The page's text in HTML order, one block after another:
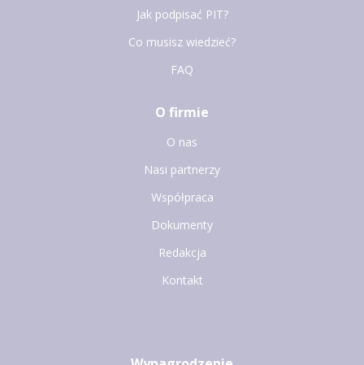
Jak podpisać PIT?
Co musisz wiedzieć?
FAQ
O firmie
O nas
Nasi partnerzy
Współpraca
Dokumenty
Redakcja
Kontakt